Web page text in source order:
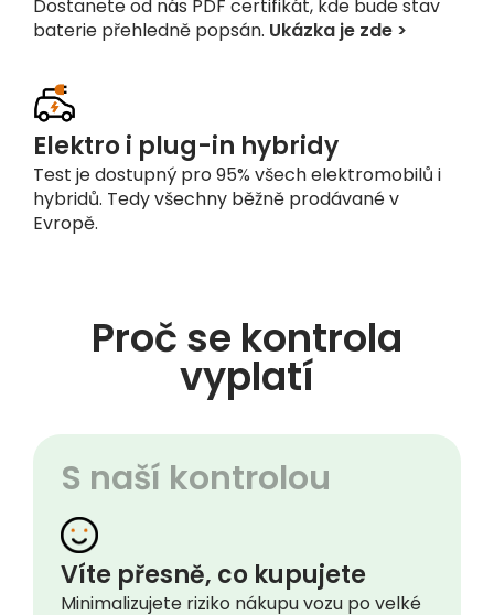
Elektro i plug-in hybridy
Test je dostupný pro 95% všech elektromobilů i
hybridů. Tedy všechny běžně prodávané v
Evropě.
vyplatí
S naší kontrolou
Víte přesně, co kupujete
Minimalizujete riziko nákupu vozu po velké
nehodě nebo s stočeným tachometrem